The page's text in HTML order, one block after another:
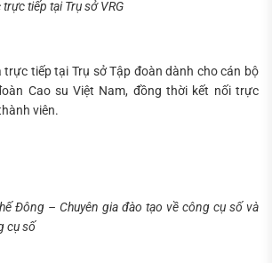
tiếp tại Trụ sở VRG
tiếp tại Trụ sở Tập đoàn dành cho cán bộ
Cao su Việt Nam, đồng thời kết nối trực
viên.
Đông – Chuyên gia đào tạo về công cụ số và
cụ số